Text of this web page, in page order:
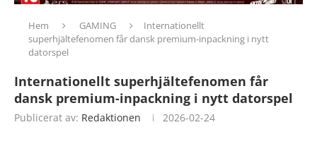
Hem GAMING
Internationellt
superhjältefenomen får dansk premium-inpackning i nytt
datorspel
Internationellt superhjältefenomen får
dansk premium-inpackning i nytt datorspel
Publicerat av: Redaktionen 2026-02-24